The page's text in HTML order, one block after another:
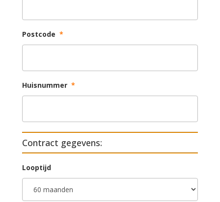
Postcode *
Huisnummer *
Contract gegevens:
Looptijd